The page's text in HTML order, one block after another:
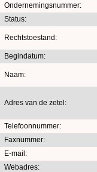
Ondernemingsnummer:
Status:
Rechtstoestand:
Begindatum:
Naam:
Adres van de zetel:
Telefoonnummer:
Faxnummer:
E-mail:
Webadres: